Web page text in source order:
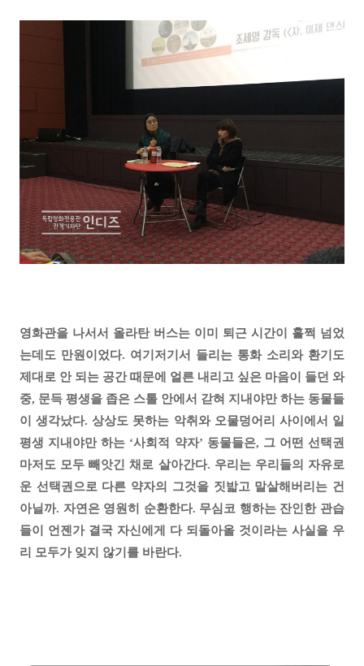
영화관을 나서서 올라탄 버스는 이미 퇴근 시간이 훌쩍 넘었
는데도 만원이었다. 여기저기서 들리는 통화 소리와 환기도
제대로 안 되는 공간 때문에 얼른 내리고 싶은 마음이 들던 와
중, 문득 평생을 좁은 스톨 안에서 갇혀 지내야만 하는 동물들
이 생각났다. 상상도 못하는 악취와 오물덩어리 사이에서 일
평생 지내야만 하는 ‘사회적 약자’ 동물들은, 그 어떤 선택권
마저도 모두 빼앗긴 채로 살아간다. 우리는 우리들의 자유로
운 선택권으로 다른 약자의 그것을 짓밟고 말살해버리는 건
아닐까. 자연은 영원히 순환한다. 무심코 행하는 잔인한 관습
들이 언젠가 결국 자신에게 다 되돌아올 것이라는 사실을 우
리 모두가 잊지 않기를 바란다.